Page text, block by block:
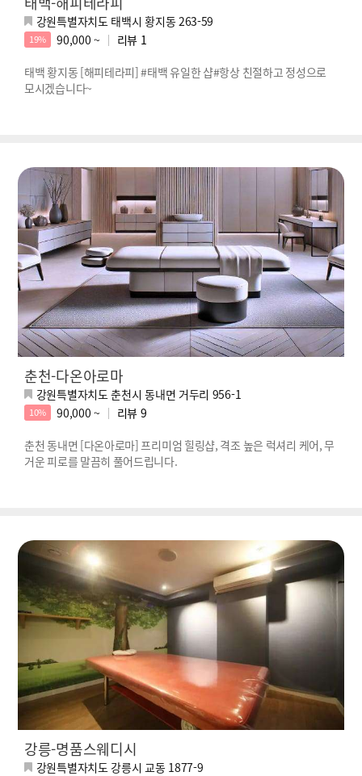
강원특별자치도 태백시 황지동 263-59
19% 90,000 ~ 리뷰 1
태백 황지동 [해피테라피] #태백 유일한 샵#항상 친절하고 정성으로
모시겠습니다~
춘천-다온아로마
강원특별자치도 춘천시 동내면 거두리 956-1
10% 90,000 ~ 리뷰 9
춘천 동내면 [다온아로마] 프리미엄 힐링샵, 격조 높은 럭셔리 케어, 무
거운 피로를 말끔히 풀어드립니다.
강릉-명품스웨디시
강원특별자치도 강릉시 교동 1877-9